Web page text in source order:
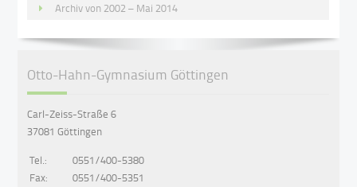
Archiv von 2002 – Mai 2014
Otto-Hahn-Gymnasium Göttingen
Carl-Zeiss-Straße 6
37081 Göttingen
Tel.:
0551/400-5380
Fax:
0551/400-5351